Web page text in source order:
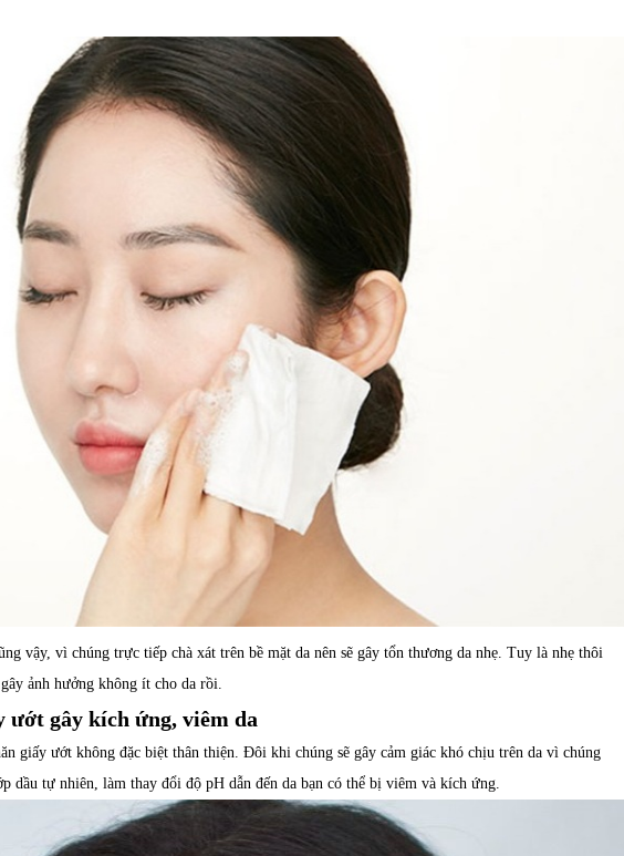
vậy, vì chúng trực tiếp chà xát trên bề mặt da nên sẽ gây tổn thương da nhẹ. Tuy là nhẹ thôi
ảnh hưởng không ít cho da rồi.
ướt gây kích ứng, viêm da
giấy ướt không đặc biệt thân thiện. Đôi khi chúng sẽ gây cảm giác khó chịu trên da vì chúng
dầu tự nhiên, làm thay đổi độ pH dẫn đến da bạn có thể bị viêm và kích ứng.